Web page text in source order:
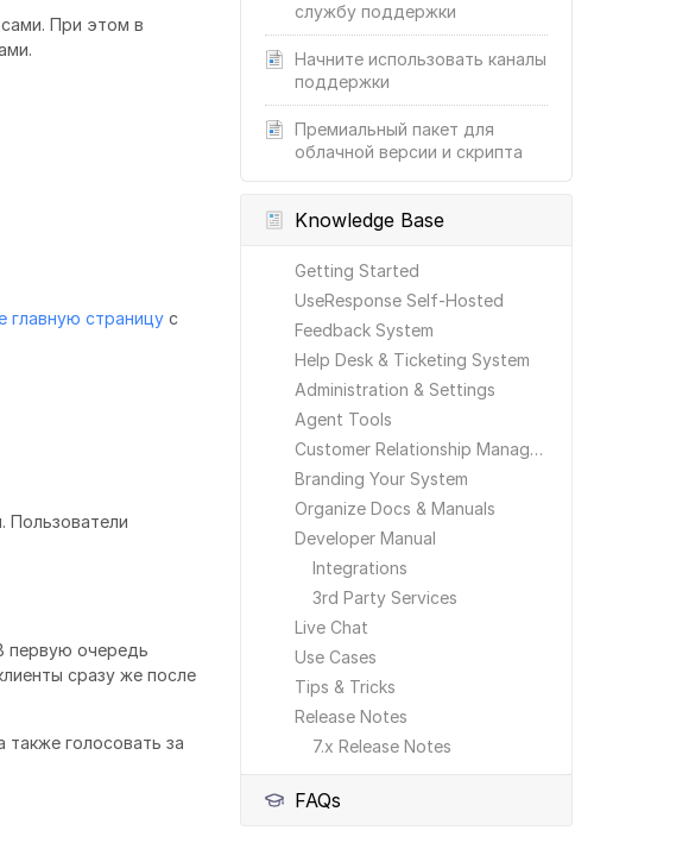
службу поддержки
Начните использовать каналы
поддержки
Премиальный пакет для
облачной версии и скрипта
Knowledge Base
Getting Started
UseResponse Self-Hosted
Feedback System
Help Desk & Ticketing System
Administration & Settings
Agent Tools
Customer Relationship Management
Branding Your System
Organize Docs & Manuals
Developer Manual
Integrations
3rd Party Services
Live Chat
Use Cases
Tips & Tricks
Release Notes
7.x Release Notes
FAQs
сами. При этом в
главную страницу с
Пользователи
первую очередь
сразу же после
голосовать за